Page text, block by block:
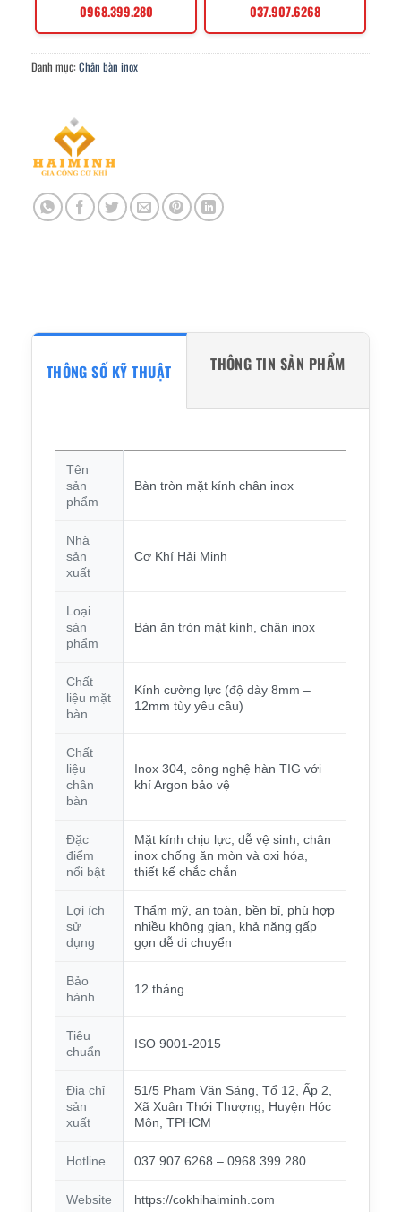
0968.399.280 037.907.6268
Danh mục: Chân bàn inox
THÔNG SỐ KỸ THUẬT THÔNG TIN SẢN PHẨM
Tên
sản
phẩm
Bàn tròn mặt kính chân inox
Nhà
sản
xuất
Cơ Khí Hải Minh
Loại
sản
phẩm
Bàn ăn tròn mặt kính, chân inox
Chất
liệu mặt
bàn
Kính cường lực (độ dày 8mm –
12mm tùy yêu cầu)
Chất
liệu
chân
bàn
Inox 304, công nghệ hàn TIG với
khí Argon bảo vệ
Đặc
điểm
nổi bật
Mặt kính chịu lực, dễ vệ sinh, chân
inox chống ăn mòn và oxi hóa,
thiết kế chắc chắn
Lợi ích
sử
dụng
Thẩm mỹ, an toàn, bền bỉ, phù hợp
nhiều không gian, khả năng gấp
gọn dễ di chuyển
Bảo
hành
12 tháng
Tiêu
chuẩn
ISO 9001-2015
Địa chỉ
sản
xuất
51/5 Phạm Văn Sáng, Tổ 12, Ấp 2,
Xã Xuân Thới Thượng, Huyện Hóc
Môn, TPHCM
Hotline 037.907.6268 – 0968.399.280
Website https://cokhihaiminh.com